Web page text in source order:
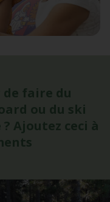
de faire du
ou du ski
Ajoutez ceci à